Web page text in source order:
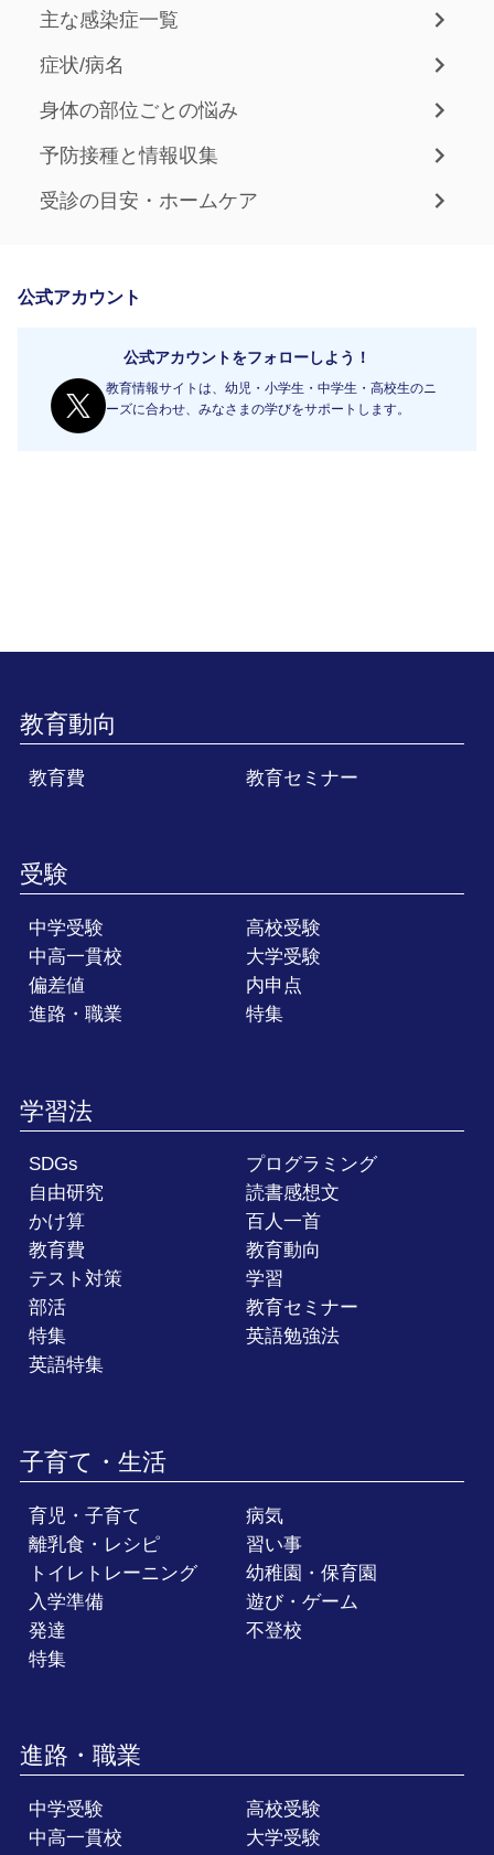
主な感染症一覧
症状/病名
身体の部位ごとの悩み
予防接種と情報収集
受診の目安・ホームケア
公式アカウント
公式アカウントをフォローしよう！
教育情報サイトは、幼児・小学生・中学生・高校生のニ
ーズに合わせ、みなさまの学びをサポートします。
教育動向
教育費 教育セミナー
受験
中学受験
高校受験
中高一貫校
大学受験
偏差値
内申点
進路・職業
特集
学習法
SDGs
プログラミング
自由研究
読書感想文
かけ算
百人一首
教育費
教育動向
テスト対策
学習
部活
教育セミナー
特集
英語勉強法
英語特集
子育て・生活
育児・子育て
病気
離乳食・レシピ
習い事
トイレトレーニング
幼稚園・保育園
入学準備
遊び・ゲーム
発達
不登校
特集
進路・職業
中学受験
高校受験
中高一貫校
大学受験